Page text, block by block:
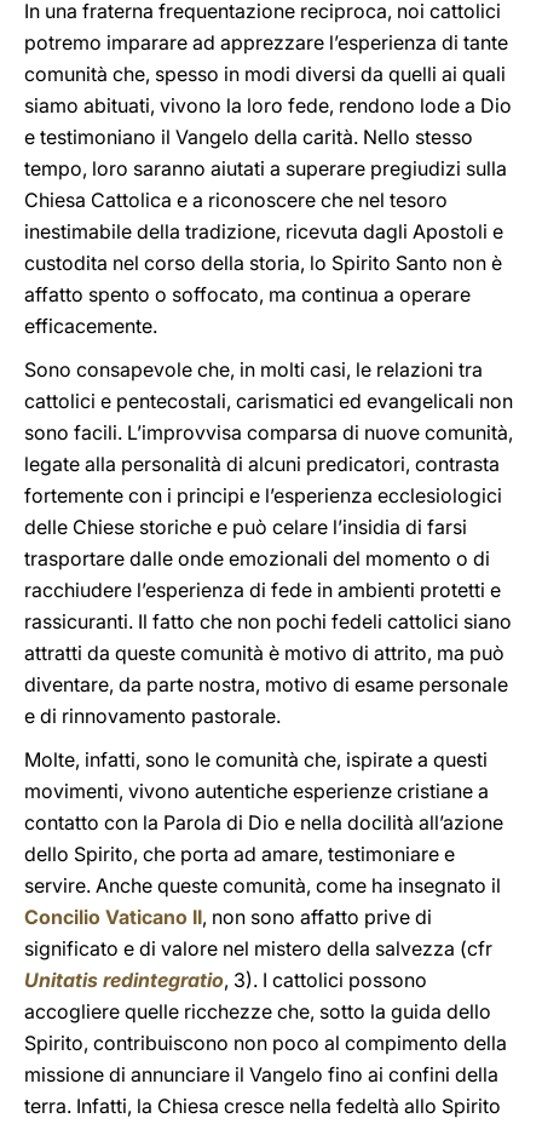
In una fraterna frequentazione reciproca, noi cattolici
potremo imparare ad apprezzare l’esperienza di tante
comunità che, spesso in modi diversi da quelli ai quali
siamo abituati, vivono la loro fede, rendono lode a Dio
e testimoniano il Vangelo della carità. Nello stesso
tempo, loro saranno aiutati a superare pregiudizi sulla
Chiesa Cattolica e a riconoscere che nel tesoro
inestimabile della tradizione, ricevuta dagli Apostoli e
custodita nel corso della storia, lo Spirito Santo non è
affatto spento o soffocato, ma continua a operare
efficacemente.
Sono consapevole che, in molti casi, le relazioni tra
cattolici e pentecostali, carismatici ed evangelicali non
sono facili. L’improvvisa comparsa di nuove comunità,
legate alla personalità di alcuni predicatori, contrasta
fortemente con i principi e l’esperienza ecclesiologici
delle Chiese storiche e può celare l’insidia di farsi
trasportare dalle onde emozionali del momento o di
racchiudere l’esperienza di fede in ambienti protetti e
rassicuranti. Il fatto che non pochi fedeli cattolici siano
attratti da queste comunità è motivo di attrito, ma può
diventare, da parte nostra, motivo di esame personale
e di rinnovamento pastorale.
Molte, infatti, sono le comunità che, ispirate a questi
movimenti, vivono autentiche esperienze cristiane a
contatto con la Parola di Dio e nella docilità all’azione
dello Spirito, che porta ad amare, testimoniare e
servire. Anche queste comunità, come ha insegnato il
Concilio Vaticano II, non sono affatto prive di
significato e di valore nel mistero della salvezza (cfr
Unitatis redintegratio, 3). I cattolici possono
accogliere quelle ricchezze che, sotto la guida dello
Spirito, contribuiscono non poco al compimento della
missione di annunciare il Vangelo fino ai confini della
terra. Infatti, la Chiesa cresce nella fedeltà allo Spirito